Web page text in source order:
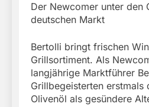
Der Newcomer unter den
deutschen Markt
Bertolli bringt frischen
Grillsortiment. Als
langjährige Marktführer
Grillbegeisterten erstmals
Olivenöl als gesündere